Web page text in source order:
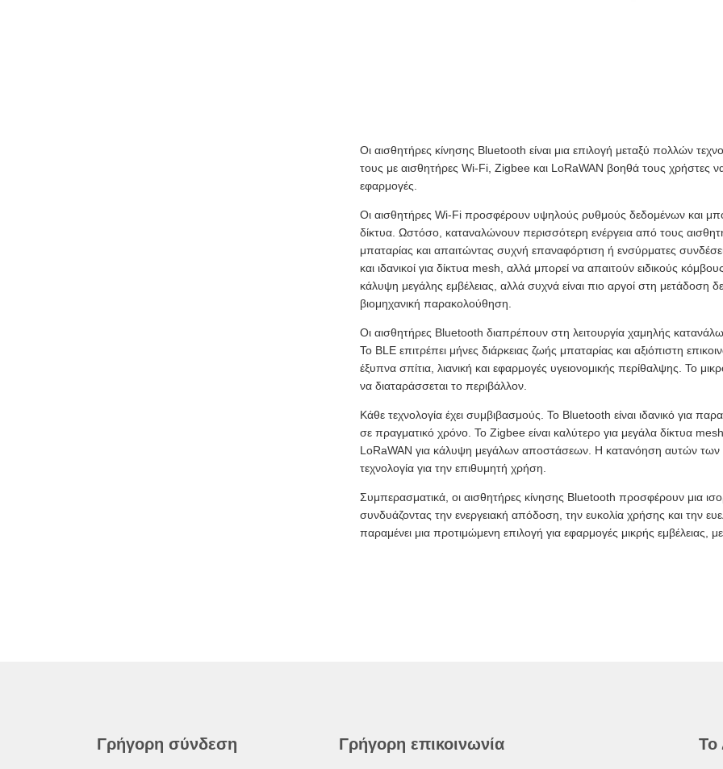
Οι αισθητήρες κίνησης Bluetooth είναι μια επιλογή μεταξύ πολλών
τους με αισθητήρες Wi-Fi, Zigbee και LoRaWAN βοηθά τους χρήστες
εφαρμογές.
Οι αισθητήρες Wi-Fi προσφέρουν υψηλούς ρυθμούς δεδομένων και
δίκτυα. Ωστόσο, καταναλώνουν περισσότερη ενέργεια από τους
μπαταρίας και απαιτώντας συχνή επαναφόρτιση ή ενσύρματες
και ιδανικοί για δίκτυα mesh, αλλά μπορεί να απαιτούν ειδικούς
κάλυψη μεγάλης εμβέλειας, αλλά συχνά είναι πιο αργοί στη μετάδοση
βιομηχανική παρακολούθηση.
Οι αισθητήρες Bluetooth διαπρέπουν στη λειτουργία χαμηλής
Το BLE επιτρέπει μήνες διάρκειας ζωής μπαταρίας και αξιόπιστη
έξυπνα σπίτια, λιανική και εφαρμογές υγειονομικής περίθαλψης. Το
να διαταράσσεται το περιβάλλον.
Κάθε τεχνολογία έχει συμβιβασμούς. Το Bluetooth είναι ιδανικό για
σε πραγματικό χρόνο. Το Zigbee είναι καλύτερο για μεγάλα δίκτυα
LoRaWAN για κάλυψη μεγάλων αποστάσεων. Η κατανόηση αυτών των
τεχνολογία για την επιθυμητή χρήση.
Συμπερασματικά, οι αισθητήρες κίνησης Bluetooth προσφέρουν μια
συνδυάζοντας την ενεργειακή απόδοση, την ευκολία χρήσης και την
παραμένει μια προτιμώμενη επιλογή για εφαρμογές μικρής εμβέλειας,
Γρήγορη σύνδεση Γρήγορη επικοινωνία Το